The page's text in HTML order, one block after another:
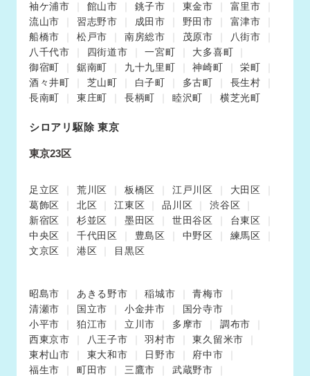
袖ケ浦市
館山市 銚子市 東金市
富里市
流山市
習志野市 成田市 野田市
富津市
船橋市
松戸市 南房総市 茂原市
八街市
八千代市
四街道市 一宮町
大多喜町
御宿町
鋸南町 九十九里町 神崎町
栄町
酒々井町
芝山町 白子町 多古町
長生村
長南町
東庄町 長柄町 睦沢町 横芝光町
シロアリ駆除 東京
東京23区
足立区 荒川区 板橋区 江戸川区
大田区
葛飾区
北区 江東区 品川区
渋谷区
新宿区
杉並区 墨田区 世田谷区
台東区
中央区
千代田区 豊島区 中野区
練馬区
文京区
港区 目黒区
昭島市 あきる野市 稲城市
青梅市
清瀬市
国立市 小金井市
国分寺市
小平市
狛江市 立川市 多摩市
調布市
西東京市
八王子市 羽村市
東久留米市
東村山市
東大和市 日野市
府中市
福生市
町田市 三鷹市 武蔵野市